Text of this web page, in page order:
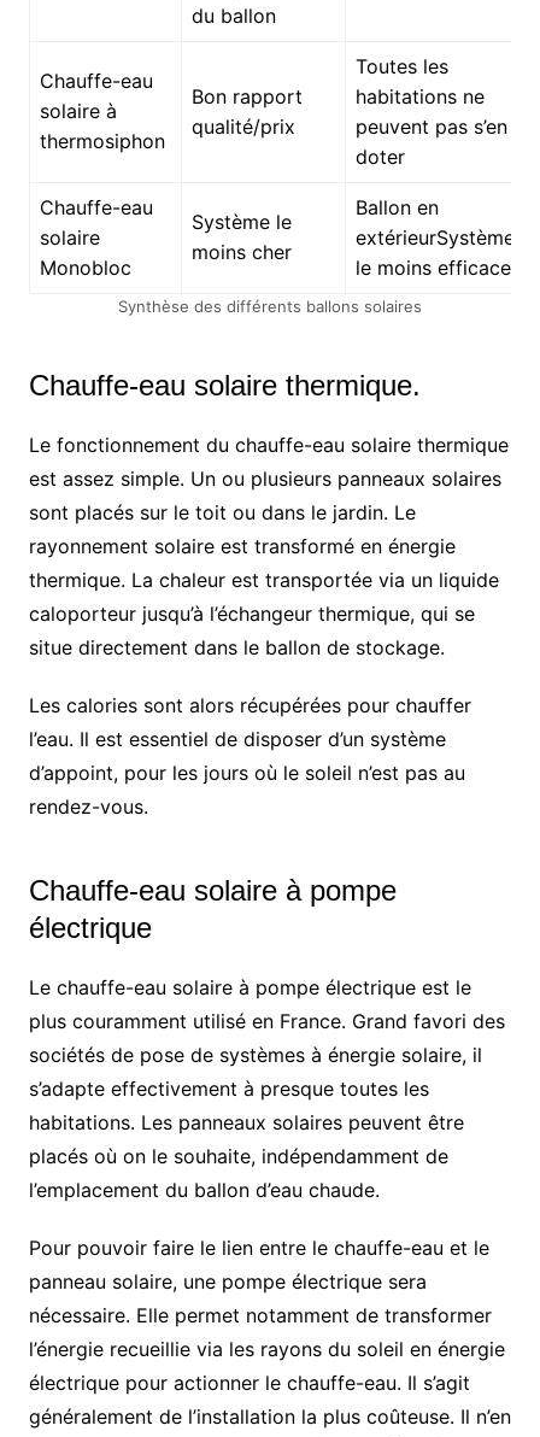
du ballon
Chauffe-eau
solaire à
thermosiphon
Bon rapport
qualité/prix
Toutes les
habitations ne
peuvent pas s’en
doter
Chauffe-eau
solaire
Monobloc
Système le
moins cher
Ballon en
extérieurSystème
le moins efficace
Synthèse des différents ballons solaires
Chauffe-eau solaire thermique.
Le fonctionnement du chauffe-eau solaire thermique
est assez simple. Un ou plusieurs panneaux solaires
sont placés sur le toit ou dans le jardin. Le
rayonnement solaire est transformé en énergie
thermique. La chaleur est transportée via un liquide
caloporteur jusqu’à l’échangeur thermique, qui se
situe directement dans le ballon de stockage.
Les calories sont alors récupérées pour chauffer
l’eau. Il est essentiel de disposer d’un système
d’appoint, pour les jours où le soleil n’est pas au
rendez-vous.
Chauffe-eau solaire à pompe
électrique
Le chauffe-eau solaire à pompe électrique est le
plus couramment utilisé en France. Grand favori des
sociétés de pose de systèmes à énergie solaire, il
s’adapte effectivement à presque toutes les
habitations. Les panneaux solaires peuvent être
placés où on le souhaite, indépendamment de
l’emplacement du ballon d’eau chaude.
Pour pouvoir faire le lien entre le chauffe-eau et le
panneau solaire, une pompe électrique sera
nécessaire. Elle permet notamment de transformer
l’énergie recueillie via les rayons du soleil en énergie
électrique pour actionner le chauffe-eau. Il s’agit
généralement de l’installation la plus coûteuse. Il n’en